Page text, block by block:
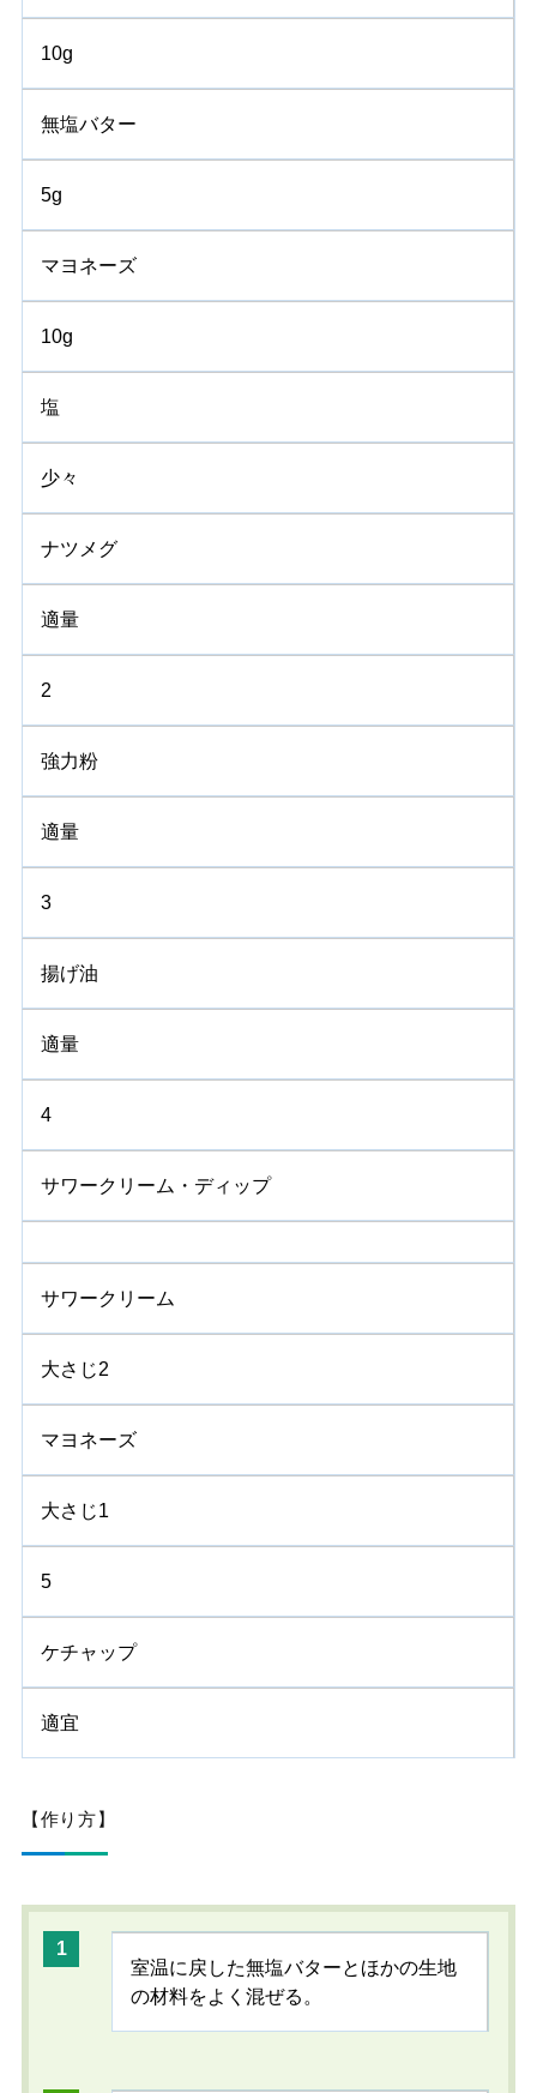
10g
無塩バター
5g
マヨネーズ
10g
塩
少々
ナツメグ
適量
2
強力粉
適量
3
揚げ油
適量
4
サワークリーム・ディップ
サワークリーム
大さじ2
マヨネーズ
大さじ1
5
ケチャップ
適宜
【作り方】
室温に戻した無塩バターとほかの生地
の材料をよく混ぜる。